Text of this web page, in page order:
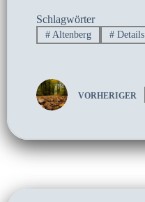
Schlagwörter
#Altenberg #Details
VORHERIGER